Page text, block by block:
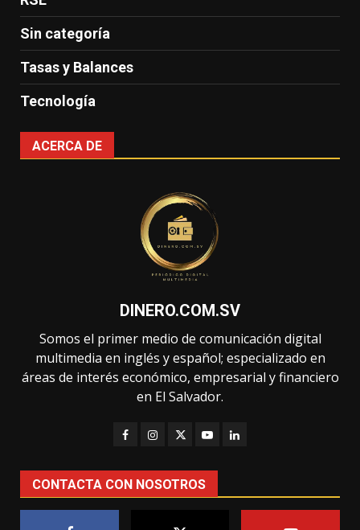
Sin categoría
Tasas y Balances
Tecnología
ACERCA DE
DINERO.COM.SV
Somos el primer medio de comunicación digital
multimedia en inglés y español; especializado en
áreas de interés económico, empresarial y financiero
en El Salvador.
CONTACTA CON NOSOTROS